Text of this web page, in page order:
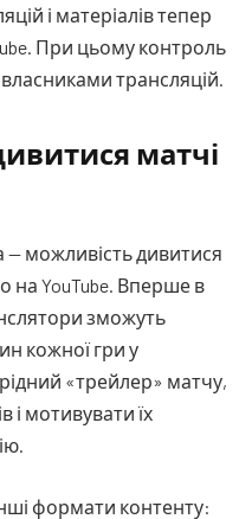
і матеріалів тепер
При цьому контроль
трансляцій.
матчі
можливість дивитися
на YouTube. Вперше в
зможуть
кожної гри у
«трейлер» матчу,
і мотивувати їх
формати контенту: